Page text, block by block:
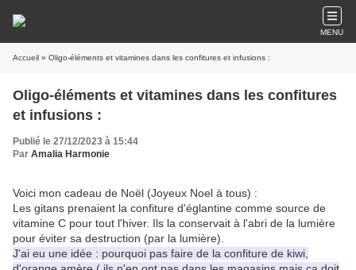
MENU
Accueil » Oligo-éléments et vitamines dans les confitures et infusions :
Oligo-éléments et vitamines dans les confitures
et infusions :
Publié le 27/12/2023 à 15:44
Par Amalia Harmonie
Voici mon cadeau de Noël (Joyeux Noel à tous) :
Les gitans prenaient la confiture d'églantine comme source de
vitamine C pour tout l'hiver. Ils la conservait à l'abri de la lumière
pour éviter sa destruction (par la lumière).
J'ai eu une idée : pourquoi pas faire de la confiture de kiwi,